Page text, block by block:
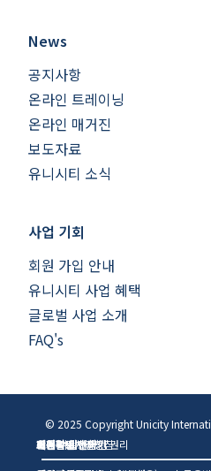
News
공지사항
온라인 트레이닝
온라인 매거진
보도자료
유니시티 소식
사업 기회
회원 가입 안내
유니시티 사업 혜택
글로벌 사업 소개
FAQ's
© 2025 Copyright Unicity
개인정보처리방침
이용약관
판매원 확인하기
회원 수입현황
소비자의 소중한 권리
고객 지원센터
회원탈퇴
해지확인서신청